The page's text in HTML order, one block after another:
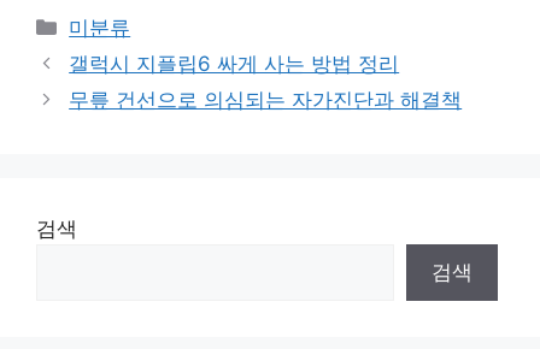
Categories
미분류
갤럭시 지플립6 싸게 사는 방법 정리
무릎 건선으로 의심되는 자가진단과 해결책
검색
검색